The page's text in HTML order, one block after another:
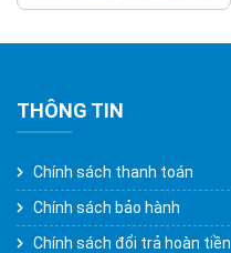
THÔNG TIN
Chính sách thanh toán
Chính sách bảo hành
Chính sách đổi trả hoàn tiền